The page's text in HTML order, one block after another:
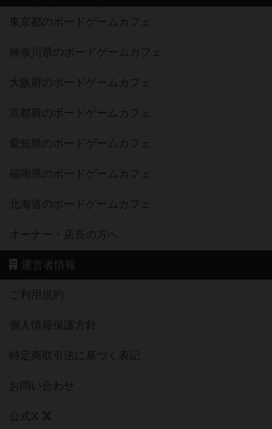
東京都のボードゲームカフェ
神奈川県のボードゲームカフェ
大阪府のボードゲームカフェ
京都府のボードゲームカフェ
愛知県のボードゲームカフェ
福岡県のボードゲームカフェ
北海道のボードゲームカフェ
オーナー・店長の方へ
運営者情報
ご利用規約
個人情報保護方針
特定商取引法に基づく表記
お問い合わせ
公式X